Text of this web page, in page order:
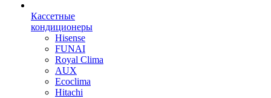
Кассетные
кондиционеры
Hisense
FUNAI
Royal Clima
AUX
Ecoclima
Hitachi